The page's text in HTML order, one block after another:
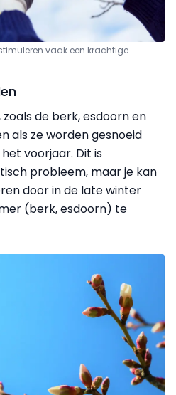
vaak een krachtige
de berk, esdoorn en
als ze worden gesnoeid
voorjaar. Dit is
probleem, maar je kan
door in de late winter
(berk, esdoorn) te